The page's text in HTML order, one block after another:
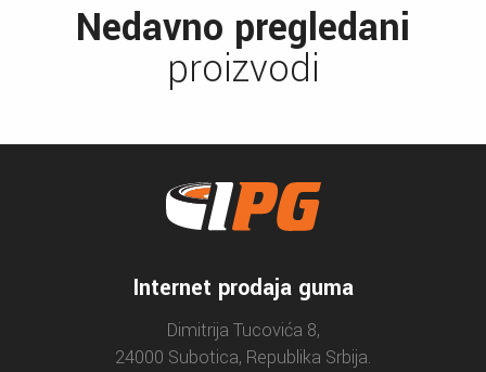
Nedavno pregledani
proizvodi
Internet prodaja guma
Dimitrija Tucovića 8,
24000 Subotica, Republika Srbija.